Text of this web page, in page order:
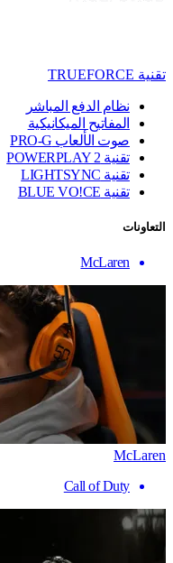
تقنية TRUEFORCE
نظام الدفع المباشر
المفاتيح الميكانيكية
صوت الألعاب PRO-G
تقنية ‏POWERPLAY 2
تقنية LIGHTSYNC
تقنية BLUE VO!CE
التعاونات
McLaren
McLaren
Call of Duty